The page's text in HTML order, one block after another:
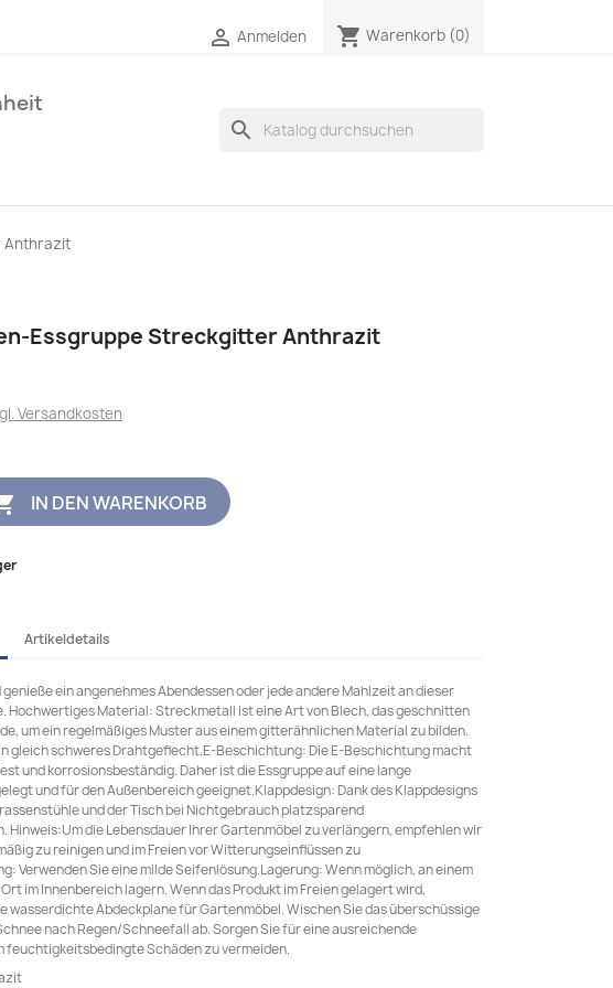
 Anmelden shopping_cart Warenkorb (0)
search
Anthrazit
Essgruppe Streckgitter Anthrazit
Versandkosten
IN DEN WARENKORB
Artikeldetails
ein angenehmes Abendessen oder jede andere Mahlzeit an dieser
Hochwertiges Material: Streckmetall ist eine Art von Blech, das geschnitten
um ein regelmäßiges Muster aus einem gitterähnlichen Material zu bilden.
gleich schweres Drahtgeflecht.E-Beschichtung: Die E-Beschichtung macht
und korrosionsbeständig. Daher ist die Essgruppe auf eine lange
und für den Außenbereich geeignet.Klappdesign: Dank des Klappdesigns
und der Tisch bei Nichtgebrauch platzsparend
Hinweis:Um die Lebensdauer Ihrer Gartenmöbel zu verlängern, empfehlen wir
zu reinigen und im Freien vor Witterungseinflüssen zu
Verwenden Sie eine milde Seifenlösung.Lagerung: Wenn möglich, an einem
im Innenbereich lagern. Wenn das Produkt im Freien gelagert wird,
wasserdichte Abdeckplane für Gartenmöbel. Wischen Sie das überschüssige
nach Regen/Schneefall ab. Sorgen Sie für eine ausreichende
feuchtigkeitsbedingte Schäden zu vermeiden.